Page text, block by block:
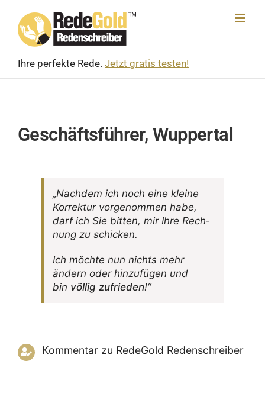
content
Ihre perfekte Rede. Jetzt gratis testen!
Geschäftsführer, Wuppertal
„Nachdem ich noch eine kleine
Korrektur vorge­nommen habe,
darf ich Sie bitten, mir Ihre Rech­
nung zu schicken.
Ich möchte nun nichts mehr
ändern oder hinzu­fügen und
bin völlig zufrieden!“
Kommentarzu RedeGold Reden­schreiber